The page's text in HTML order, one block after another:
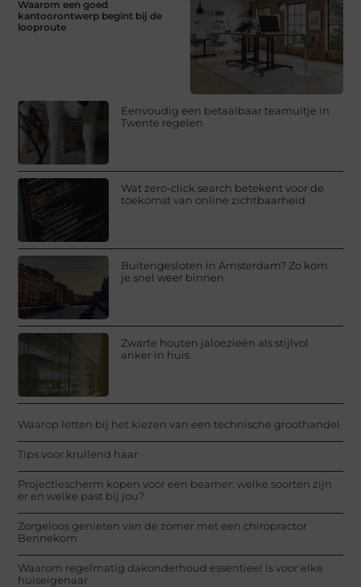
Waarom een goed
kantoorontwerp begint bij de
looproute
Eenvoudig een betaalbaar teamuitje in
Twente regelen
Wat zero-click search betekent voor de
toekomst van online zichtbaarheid
Buitengesloten in Amsterdam? Zo kom
je snel weer binnen
Zwarte houten jaloezieën als stijlvol
anker in huis
Waarop letten bij het kiezen van een technische groothandel
Tips voor krullend haar
Projectiescherm kopen voor een beamer: welke soorten zijn
er en welke past bij jou?
Zorgeloos genieten van de zomer met een chiropractor
Bennekom
Waarom regelmatig dakonderhoud essentieel is voor elke
huiseigenaar